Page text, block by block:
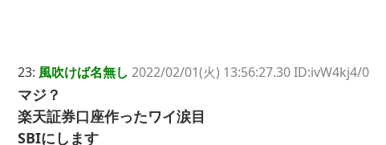
23: 風吹けば名無し 2022/02/01(火) 13:56:27.30 ID:ivW4kj4/0
マジ？
楽天証券口座作ったワイ涙目
SBIにします